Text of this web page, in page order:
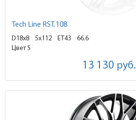
Tech Line RST.108
D18x8 5x112 ET43
66.6
Цвет S
13 130 руб.